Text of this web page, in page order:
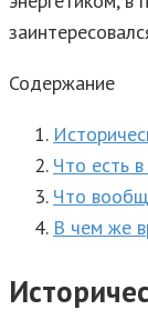
Содержание
Что есть в
Что
В чем же